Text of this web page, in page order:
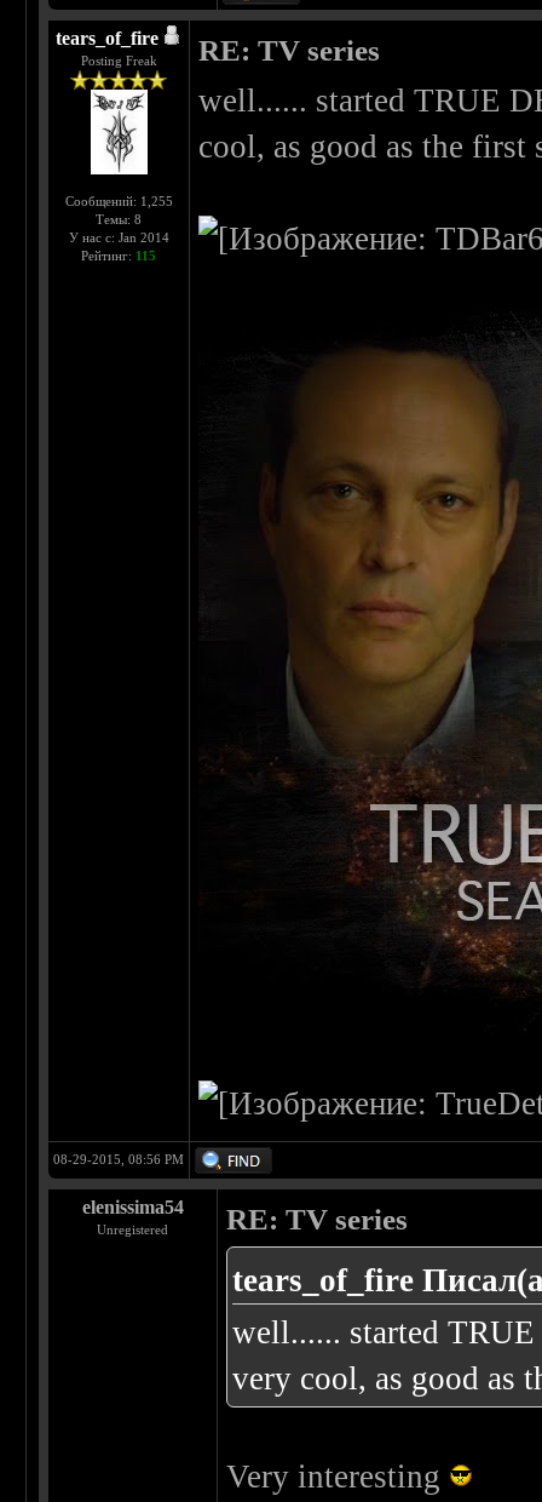
tears_of_fire
Posting Freak
Сообщений: 1,255
Темы: 8
У нас с: Jan 2014
Рейтинг: 115
RE: TV series
well...... started TRUE
cool, as good as the first
08-29-2015, 08:56 PM
elenissima54
Unregistered RE: TV series
tears_of_fire
well...... started
very cool, as good as
Very interesting